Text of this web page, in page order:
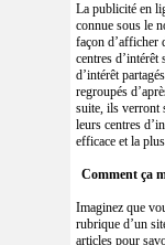
La publicité en
connue sous le
façon d’afficher
centres
d’intérêt
regroupés
suite, ils verront
leurs centres
efficace et la
Comment ça
Imaginez que
rubrique d’un
articles pour